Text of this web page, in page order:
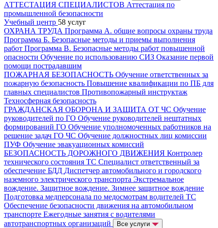
АТТЕСТАЦИЯ СПЕЦИАЛИСТОВ Аттестация по
промышленной безопасности
Учебный центр 58 услуг
ОХРАНА ТРУДА Программа А. общие вопросы охраны труда
Программа Б. Безопасные методы и приемы выполнения
работ Программа В. Безопасные методы работ повышенной
опасности Обучение по использованию СИЗ Оказание первой
помощи пострадавшим
ПОЖАРНАЯ БЕЗОПАСНОСТЬ Обучение ответственных за
пожарную безопасность Повышение квалификации по ПБ для
главных специалистов Противопожарный инструктаж
Техносферная безопасность
ГРАЖДАНСКАЯ ОБОРОНА И ЗАЩИТА ОТ ЧС Обучение
руководителей по ГО Обучение руководителей нештатных
формирований ГО Обучение уполномоченных работников на
решение задач ГО ЧС Обучение должностных лиц комиссии
ПУФ Обучение эвакуационных комиссий
БЕЗОПАСНОСТЬ ДОРОЖНОГО ДВИЖЕНИЯ Контролер
технического состояния ТС Специалист ответственный за
обеспечение БДД Диспетчер автомобильного и городского
наземного электрического транспорта Экстремальное
вождение. Защитное вождение. Зимнее защитное вождение
Подготовка медперсонала по медосмотрам водителей ТС
Обеспечение безопасности движения на автомобильном
транспорте Ежегодные занятия с водителями
автотранспортных организаций
Все услуги